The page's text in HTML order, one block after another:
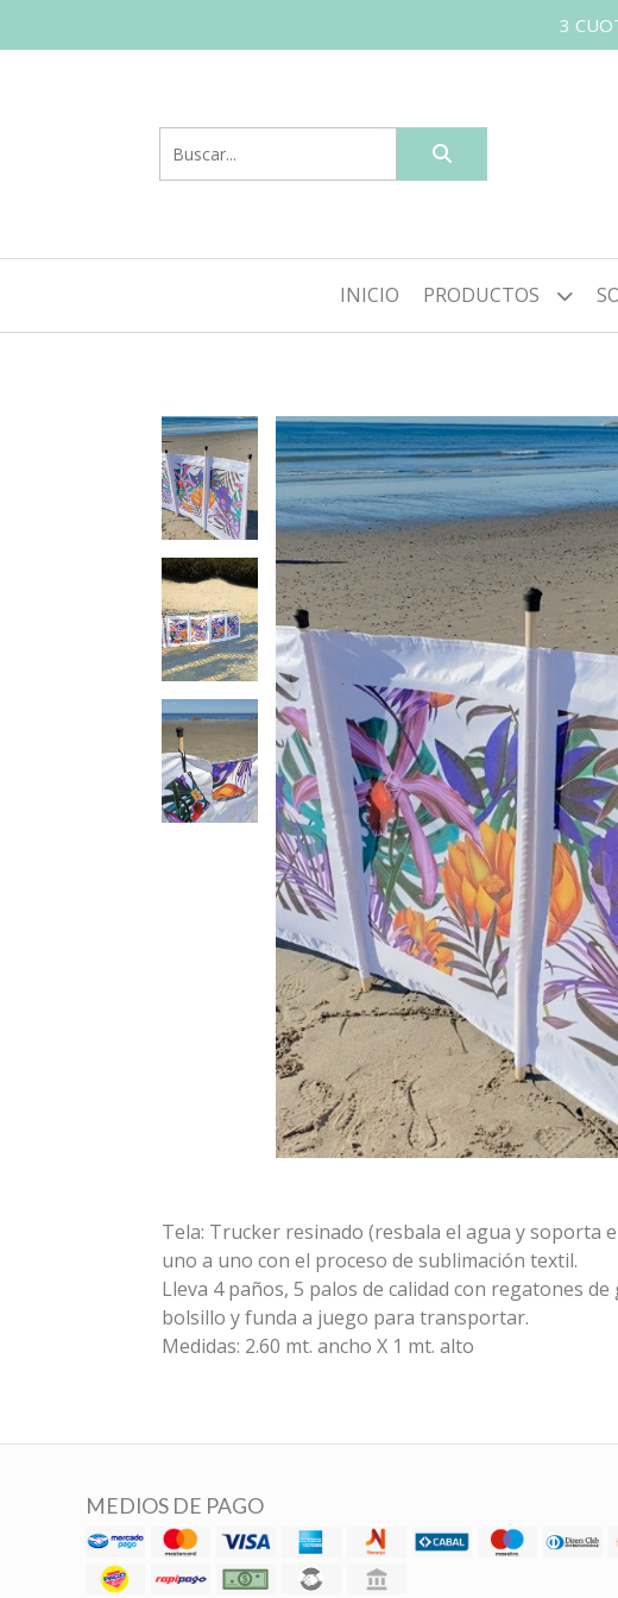
3
INICIO PRODUCTOS
Tela: Trucker resinado (resbala el agua y soporta
uno a uno con el proceso de sublimación textil.
Lleva 4 paños, 5 palos de calidad con regatones
bolsillo y funda a juego para transportar.
Medidas: 2.60 mt. ancho X 1 mt. alto
MEDIOS DE PAGO